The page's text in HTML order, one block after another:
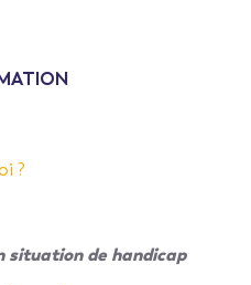
?
situation de handicap